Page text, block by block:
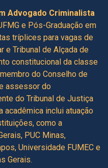
Advogado Criminalista
e Pós-Graduação em
tríplices para vagas de
e Tribunal de Alçada de
constitucional da classe
do Conselho de
assessor do
do Tribunal de Justiça
acadêmica inclui atuação
como a
PUC Minas,
Universidade FUMEC e
Gerais.